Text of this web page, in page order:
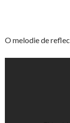
O melodie de